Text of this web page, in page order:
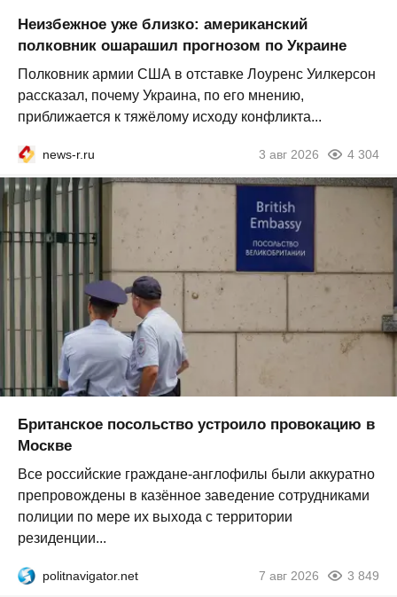
Неизбежное уже близко: американский
полковник ошарашил прогнозом по Украине
Полковник армии США в отставке Лоуренс Уилкерсон
рассказал, почему Украина, по его мнению,
приближается к тяжёлому исходу конфликта...
news-r.ru 3 авг 2026 4 304
Британское посольство устроило провокацию в
Москве
Все российские граждане-англофилы были аккуратно
препровождены в казённое заведение сотрудниками
полиции по мере их выхода с территории
резиденции...
politnavigator.net 7 авг 2026 3 849